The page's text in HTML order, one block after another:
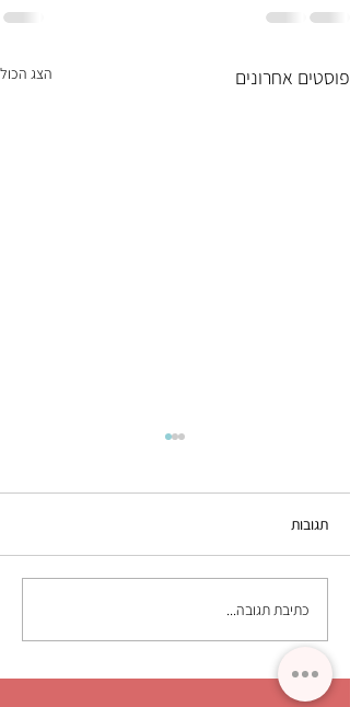
פוסטים אחרונים הצג הכול
למעשה השם "רובוט" חוטא לאמת.
בכלי ניתוחי מתוחכם המופעל ע"י
המנתח. ניתוח...
תגובות
כתיבת תגובה...